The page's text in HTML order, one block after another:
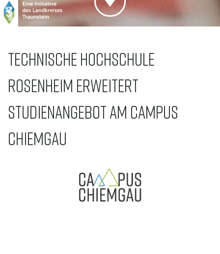
TECHNISCHE HOCHSCHULE
ROSENHEIM ERWEITERT
STUDIENANGEBOT AM CAMPUS
CHIEMGAU